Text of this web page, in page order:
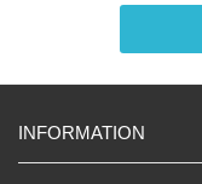
INFORMATION